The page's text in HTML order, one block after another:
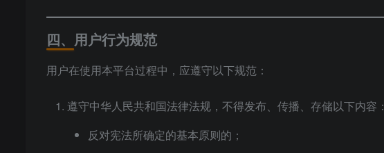
四、用户行为规范
用户在使用本平台过程中，应遵守以下规范：
遵守中华人民共和国法律法规，不得发布、传播、存储以下内容：
反对宪法所确定的基本原则的；